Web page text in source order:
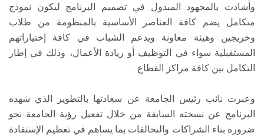
وأشادت بالمجهود المبذول في تصميم البرنامج ليكون نموذج
متكامل يضم كافة العناصر الأساسية بالمنظومة من طلاب
وخريجين وهيئة معاونة ويدعم الشباب في كافة إختياراتهم
المستقبلية سواء في التوظيف أو ريادة الأعمال، وذلك في إطار
التكامل بين كافة مراكز القطاع .
وعبرت نائب رئيس الجامعة عن سعادتها بالتطوير الذي شهده
البرنامج عن نسخته السابقة من خلال تفعيل رؤية الجامعة نحو
ضرورة بناء الشراكات والتحالفات بما يساهم في تعظيم الإستفادة